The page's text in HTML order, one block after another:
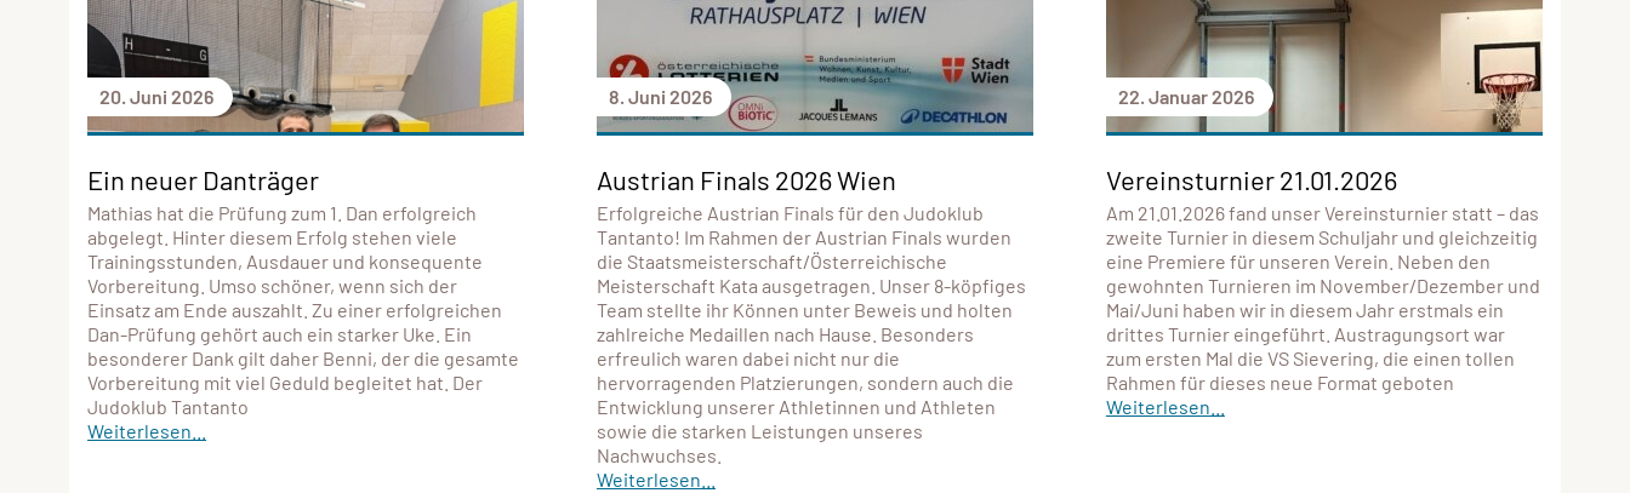
20. Juni 2026
Ein neuer Danträger
Mathias hat die Prüfung zum 1. Dan erfolgreich
abgelegt. Hinter diesem Erfolg stehen viele
Trainingsstunden, Ausdauer und konsequente
Vorbereitung. Umso schöner, wenn sich der
Einsatz am Ende auszahlt. Zu einer erfolgreichen
Dan-Prüfung gehört auch ein starker Uke. Ein
besonderer Dank gilt daher Benni, der die gesamte
Vorbereitung mit viel Geduld begleitet hat. Der
Judoklub Tantanto
Weiterlesen...
8. Juni 2026
Austrian Finals 2026 Wien
Erfolgreiche Austrian Finals für den Judoklub
Tantanto! Im Rahmen der Austrian Finals wurden
die Staatsmeisterschaft/Österreichische
Meisterschaft Kata ausgetragen. Unser 8-köpfiges
Team stellte ihr Können unter Beweis und holten
zahlreiche Medaillen nach Hause. Besonders
erfreulich waren dabei nicht nur die
hervorragenden Platzierungen, sondern auch die
Entwicklung unserer Athletinnen und Athleten
sowie die starken Leistungen unseres
Nachwuchses.
Weiterlesen...
22. Januar 2026
Vereinsturnier 21.01.2026
Am 21.01.2026 fand unser Vereinsturnier statt – das
zweite Turnier in diesem Schuljahr und gleichzeitig
eine Premiere für unseren Verein. Neben den
gewohnten Turnieren im November/Dezember und
Mai/Juni haben wir in diesem Jahr erstmals ein
drittes Turnier eingeführt. Austragungsort war
zum ersten Mal die VS Sievering, die einen tollen
Rahmen für dieses neue Format geboten
Weiterlesen...